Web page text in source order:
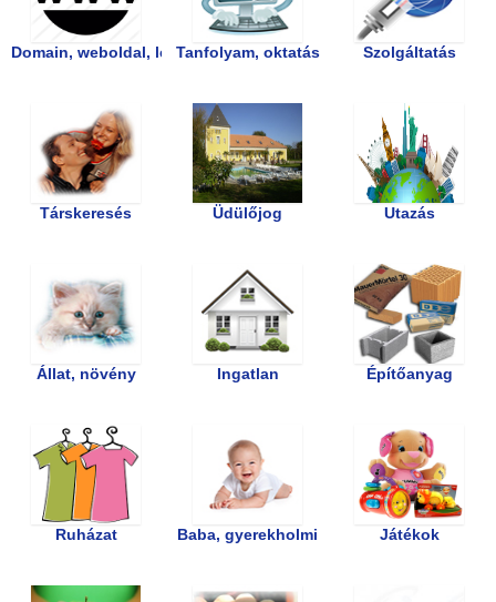
Domain, weboldal, letölthető termékek
Tanfolyam, oktatás Szolgáltatás
Társkeresés Üdülőjog Utazás
Állat, növény Ingatlan Építőanyag
Ruházat Baba, gyerekholmi Játékok